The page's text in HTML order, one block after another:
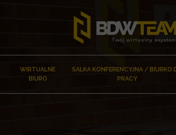
WIRTUALNE
BIURO
SALKA KONFERENCYJNA / BIURKO
PRACY